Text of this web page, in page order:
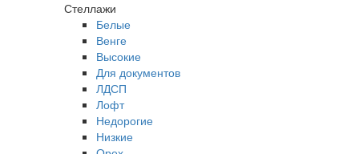
Стеллажи
Белые
Венге
Высокие
Для документов
ЛДСП
Лофт
Недорогие
Низкие